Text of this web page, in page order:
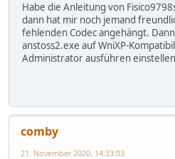
Habe die Anleitung von
dann hat mir noch jemand
fehlenden Codec angehängt.
anstoss2.exe auf WniXP-
Administrator ausführen
comby
21. November 2020, 14:33:03